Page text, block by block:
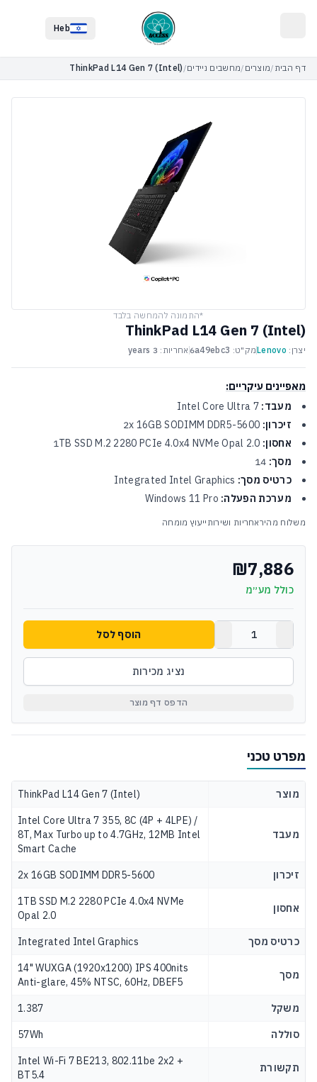
Heb
דף הבית /מוצרים /מחשבים ניידים/
ThinkPad L14 Gen 7 (Intel)
*התמונה להמחשה בלבד
ThinkPad L14 Gen 7 (Intel)
יצרן: Lenovoמק"ט: 6a49ebc3 אחריות: 3 years
מאפיינים עיקריים:
מעבד:
זיכרון:
אחסון:
מסך:
כרטיס מסך:
מערכת הפעלה:
משלוח מהיראחריות ושירות ייעוץ מומחה
₪7,886
כולל מע״מ
הוסף לסל
נציג מכירות
הדפס דף מוצר
מפרט טכני
מוצר ThinkPad L14 Gen 7 (Intel)
מעבד
Intel Core Ultra 7 355, 8C (4P + 4LPE) /
8T, Max Turbo up to 4.7GHz, 12MB Intel
Smart Cache
זיכרון 2x 16GB SODIMM DDR5-5600
אחסון
1TB SSD M.2 2280 PCIe 4.0x4 NVMe
Opal 2.0
כרטיס מסך Integrated Intel Graphics
מסך
14" WUXGA (1920x1200) IPS 400nits
Anti-glare, 45% NTSC, 60Hz, DBEF5
משקל 1.387
סוללה 57Wh
תקשורת
Intel Wi-Fi 7 BE213, 802.11be 2x2 +
BT5.4